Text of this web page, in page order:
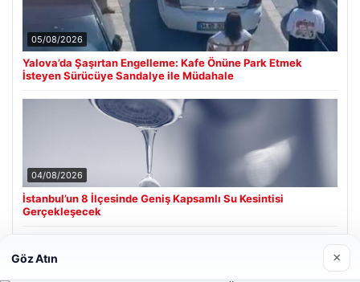
05/08/2026
Yalova’da Şaşırtan Engelleme: Kafe Önüne Park Etmek
İsteyen Sürücüye Sandalye ile Müdahale
04/08/2026
İstanbul’un 8 İlçesinde Geniş Kapsamlı Su Kesintisi
Gerçekleşecek
Son Eklenen Firmalar
Göz Atın ×